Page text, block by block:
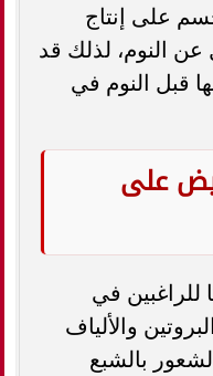
على إنتاج
عن النوم، لذلك قد
قبل النوم في
على
للراغبين في
والألياف
بالشبع